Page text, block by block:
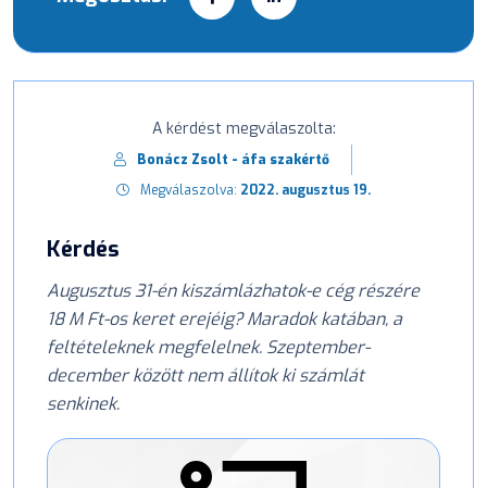
A kérdést megválaszolta:
Bonácz Zsolt - áfa szakértő
Megválaszolva: 2022. augusztus 19.
Kérdés
Augusztus 31-én kiszámlázhatok-e cég részére
18 M Ft-os keret erejéig? Maradok katában, a
feltételeknek megfelelnek. Szeptember-
december között nem állítok ki számlát
senkinek.